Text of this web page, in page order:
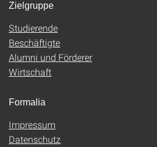
Zielgruppe
Studierende
Beschäftigte
Alumni und Förderer
Wirtschaft
Formalia
Impressum
Datenschutz